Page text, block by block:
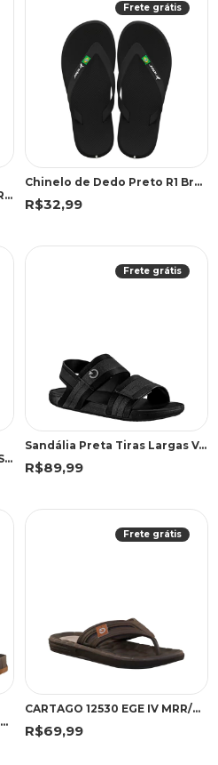
CARTAGO 12640 DUR BGE/MRR/AZU 45 EMA 12640 BEGE/MARROM/AZUL
Frete grátis
Chinelo de Dedo Preto R1 Brasil | Rider
R$32,99
Chinelo Slide Preto e Cinza Street | Rider
Frete grátis
Sandália Preta Tiras Largas Velcro | Cartago
R$89,99
CARTAGO 12619 MIL II MRR/MRR 43 MRR 12619 MARROM
Frete grátis
CARTAGO 12530 EGE IV MRR/MRR/B 43 WGF 12530 MARROM/MARROM/BEGE
R$69,99